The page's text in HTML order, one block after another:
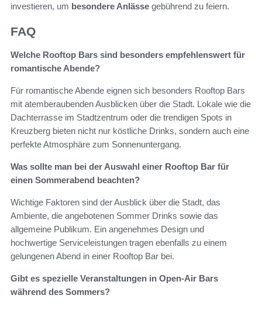
investieren, um besondere Anlässe gebührend zu feiern.
FAQ
Welche Rooftop Bars sind besonders empfehlenswert für
romantische Abende?
Für romantische Abende eignen sich besonders Rooftop Bars
mit atemberaubenden Ausblicken über die Stadt. Lokale wie die
Dachterrasse im Stadtzentrum oder die trendigen Spots in
Kreuzberg bieten nicht nur köstliche Drinks, sondern auch eine
perfekte Atmosphäre zum Sonnenuntergang.
Was sollte man bei der Auswahl einer Rooftop Bar für
einen Sommerabend beachten?
Wichtige Faktoren sind der Ausblick über die Stadt, das
Ambiente, die angebotenen Sommer Drinks sowie das
allgemeine Publikum. Ein angenehmes Design und
hochwertige Serviceleistungen tragen ebenfalls zu einem
gelungenen Abend in einer Rooftop Bar bei.
Gibt es spezielle Veranstaltungen in Open-Air Bars
während des Sommers?